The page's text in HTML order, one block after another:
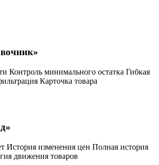
Контроль минимального остатка Гибкая
Карточка товара
История изменения цен Полная история
движения товаров